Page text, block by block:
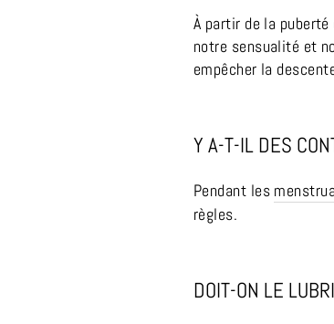
À partir de la
notre sensualité et
empêcher la
Y A-T-IL DES
Pendant les
règles.
DOIT-ON LE